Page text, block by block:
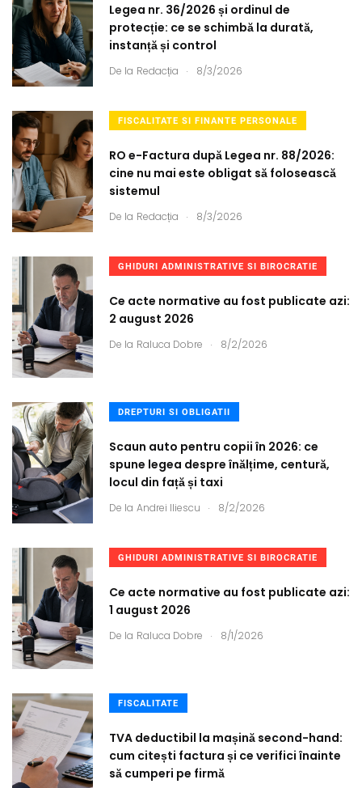
Legea nr. 36/2026 și ordinul de
protecție: ce se schimbă la durată,
instanță și control
De la Redacția . 8/3/2026
FISCALITATE SI FINANTE PERSONALE
RO e-Factura după Legea nr. 88/2026:
cine nu mai este obligat să folosească
sistemul
De la Redacția . 8/3/2026
GHIDURI ADMINISTRATIVE SI BIROCRATIE
Ce acte normative au fost publicate azi:
2 august 2026
De la Raluca Dobre . 8/2/2026
DREPTURI SI OBLIGATII
Scaun auto pentru copii în 2026: ce
spune legea despre înălțime, centură,
locul din față și taxi
De la Andrei Iliescu . 8/2/2026
GHIDURI ADMINISTRATIVE SI BIROCRATIE
Ce acte normative au fost publicate azi:
1 august 2026
De la Raluca Dobre . 8/1/2026
FISCALITATE
TVA deductibil la mașină second-hand:
cum citești factura și ce verifici înainte
să cumperi pe firmă